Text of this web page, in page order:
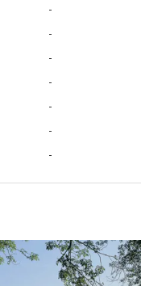
-
-
-
-
-
-
-